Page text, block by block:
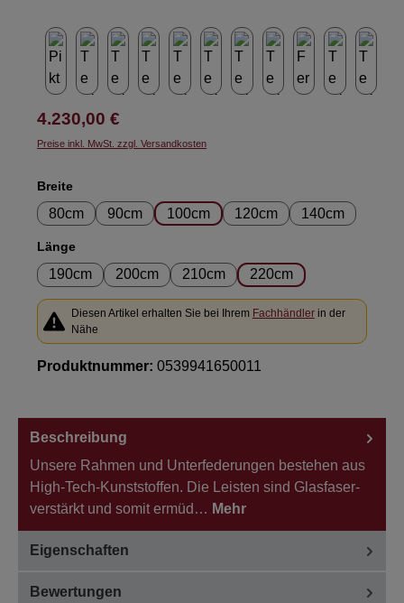
Regulärer Preis:
4.230,00 €
Preise inkl. MwSt. zzgl. Versandkosten
Breiteauswählen
80cm 90cm 100cm 120cm 140cm
Längeauswählen
190cm 200cm 210cm 220cm
Diesen Artikel erhalten Sie bei Ihrem Fachhändlerin der
Nähe
Produktnummer: 0539941650011
Beschreibung
Unsere Rahmen und Unterfederungen bestehen aus
High-Tech-Kunststoffen. Die Leisten sind Glasfaser-
verstärkt und somit ermüd… Mehr
Eigenschaften
Bewertungen